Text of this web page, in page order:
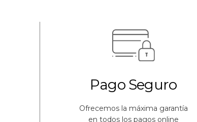
Pago Seguro
Ofrecemos la máxima garantía
en todos los pagos online